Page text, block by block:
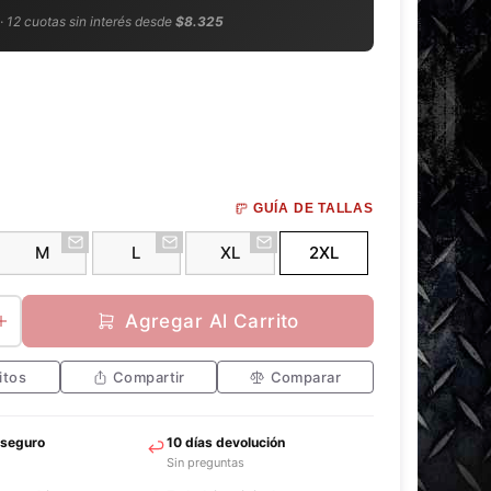
12 cuotas sin interés desde$8.325
GUÍA DE TALLAS
M L XL 2XL
Agregar Al Carrito
Compartir Comparar
10 días devolución
Sin preguntas